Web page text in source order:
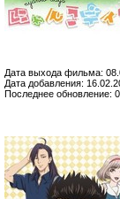
Дата выхода фильма:
Дата добавления:
Последнее обновление: